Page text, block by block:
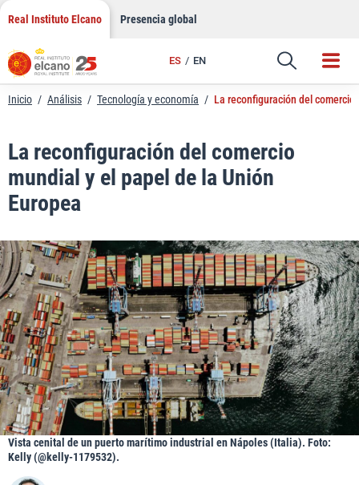
Saltar
contenido
Real Instituto Elcano Presencia global
ES EN
Enlace
Inicio / Análisis / Tecnología y economía / La reconfiguración del
La reconfiguración del comercio
mundial y el papel de la Unión
Europea
Vista cenital de un puerto marítimo industrial en Nápoles (Italia). Foto:
Kelly (@kelly-1179532).